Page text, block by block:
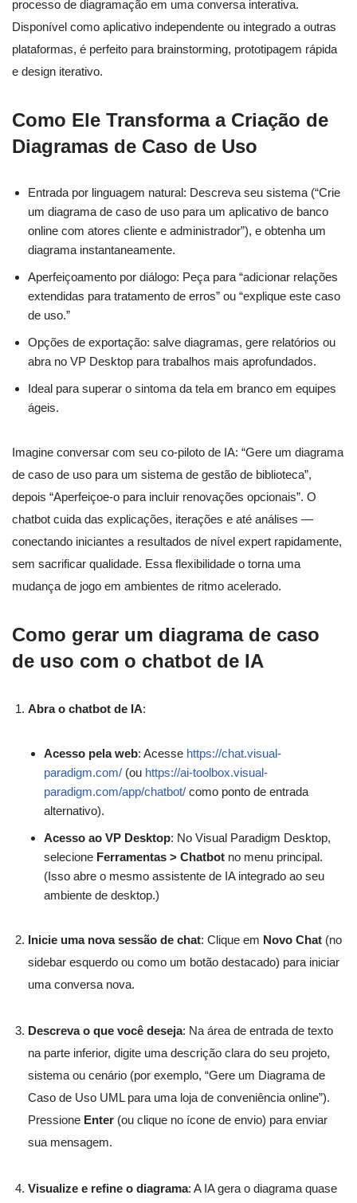
processo de diagramação em uma conversa interativa.
Disponível como aplicativo independente ou integrado a outras
plataformas, é perfeito para brainstorming, prototipagem rápida
e design iterativo.
Como Ele Transforma a Criação de
Diagramas de Caso de Uso
Entrada por linguagem natural: Descreva seu sistema (“Crie
um diagrama de caso de uso para um aplicativo de banco
online com atores cliente e administrador”), e obtenha um
diagrama instantaneamente.
Aperfeiçoamento por diálogo: Peça para “adicionar relações
extendidas para tratamento de erros” ou “explique este caso
de uso.”
Opções de exportação: salve diagramas, gere relatórios ou
abra no VP Desktop para trabalhos mais aprofundados.
Ideal para superar o sintoma da tela em branco em equipes
ágeis.
Imagine conversar com seu co-piloto de IA: “Gere um diagrama
de caso de uso para um sistema de gestão de biblioteca”,
depois “Aperfeiçoe-o para incluir renovações opcionais”. O
chatbot cuida das explicações, iterações e até análises —
conectando iniciantes a resultados de nível expert rapidamente,
sem sacrificar qualidade. Essa flexibilidade o torna uma
mudança de jogo em ambientes de ritmo acelerado.
Como gerar um diagrama de caso
de uso com o chatbot de IA
Abra o chatbot de IA:
Acesso pela web: Acesse https://chat.visual-
paradigm.com/ (ou https://ai-toolbox.visual-
paradigm.com/app/chatbot/ como ponto de entrada
alternativo).
Acesso ao VP Desktop: No Visual Paradigm Desktop,
selecione Ferramentas > Chatbot no menu principal.
(Isso abre o mesmo assistente de IA integrado ao seu
ambiente de desktop.)
Inicie uma nova sessão de chat: Clique em Novo Chat (no
sidebar esquerdo ou como um botão destacado) para iniciar
uma conversa nova.
Descreva o que você deseja: Na área de entrada de texto
na parte inferior, digite uma descrição clara do seu projeto,
sistema ou cenário (por exemplo, “Gere um Diagrama de
Caso de Uso UML para uma loja de conveniência online”).
Pressione Enter (ou clique no ícone de envio) para enviar
sua mensagem.
Visualize e refine o diagrama: A IA gera o diagrama quase